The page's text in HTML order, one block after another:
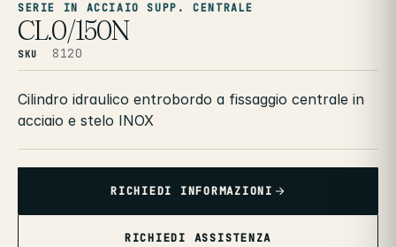
SERIE IN ACCIAIO SUPP. CENTRALE
CL.0/150N
SKU 8120
Cilindro idraulico entrobordo a fissaggio centrale in
acciaio e stelo INOX
RICHIEDI INFORMAZIONI
RICHIEDI ASSISTENZA